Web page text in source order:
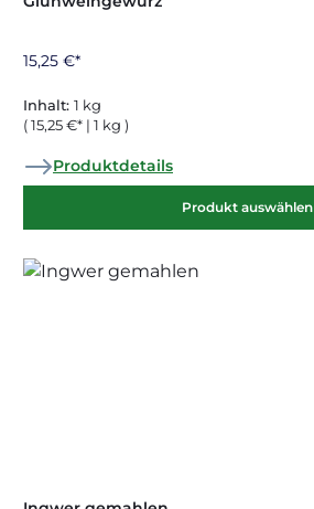
15,25 €*
Inhalt: 1 kg
( 15,25 €* | 1 kg )
Produktdetails
Produkt auswählen